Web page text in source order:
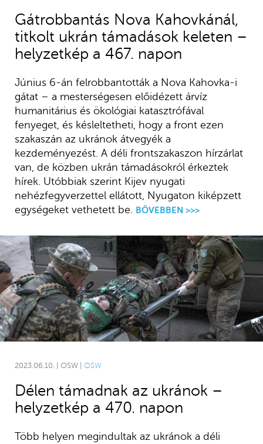
2023.06.10. | OSW | OSW
Délen támadnak az ukránok –
helyzetkép a 470. napon
Több helyen megindultak az ukránok a déli
Gátrobbantás Nova Kahovkánál,
titkolt ukrán támadások keleten –
helyzetkép a 467. napon
Június 6-án felrobbantották a Nova Kahovka-i
gátat – a mesterségesen előidézett árvíz
humanitárius és ökológiai katasztrófával
fenyeget, és késleltetheti, hogy a front ezen
szakaszán az ukránok átvegyék a
kezdeményezést. A déli frontszakaszon hírzárlat
van, de közben ukrán támadásokról érkeztek
hírek. Utóbbiak szerint Kijev nyugati
nehézfegyverzettel ellátott, Nyugaton kiképzett
egységeket vethetett be. BŐVEBBEN >>>